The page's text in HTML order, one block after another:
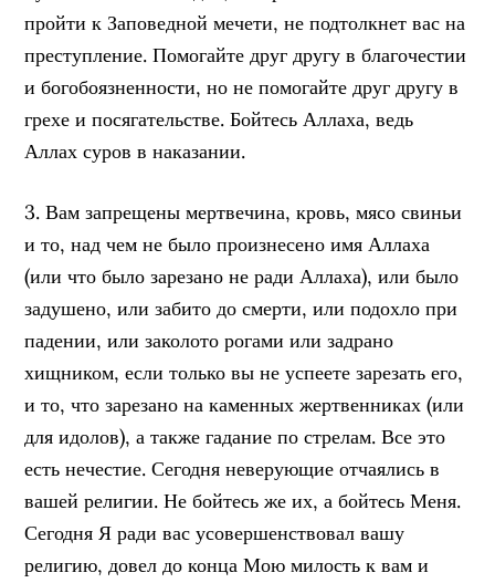
пройти к Заповедной мечети, не подтолкнет вас на
преступление. Помогайте друг другу в благочестии
и богобоязненности, но не помогайте друг другу в
грехе и посягательстве. Бойтесь Аллаха, ведь
Аллах суров в наказании.
3. Вам запрещены мертвечина, кровь, мясо свиньи
и то, над чем не было произнесено имя Аллаха
(или что было зарезано не ради Аллаха), или было
задушено, или забито до смерти, или подохло при
падении, или заколото рогами или задрано
хищником, если только вы не успеете зарезать его,
и то, что зарезано на каменных жертвенниках (или
для идолов), а также гадание по стрелам. Все это
есть нечестие. Сегодня неверующие отчаялись в
вашей религии. Не бойтесь же их, а бойтесь Меня.
Сегодня Я ради вас усовершенствовал вашу
религию, довел до конца Мою милость к вам и